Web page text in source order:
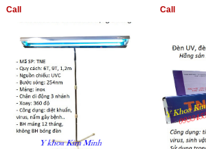
Call Call